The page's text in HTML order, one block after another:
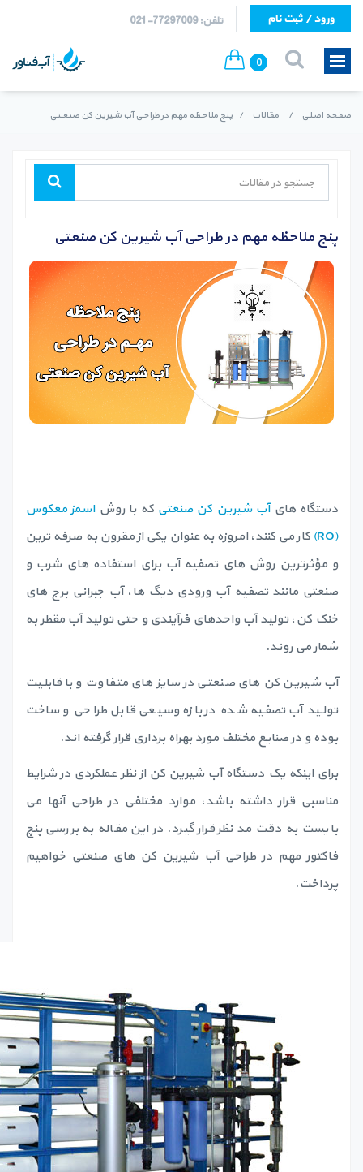
تلفن: 77297009-021 ورود / ثبت نام
0
صفحه اصلی / مقالات / پنج ملاحظه مهم در طراحی آب شیرین کن صنعتی
پنج ملاحظه مهم در طراحی آب شیرین کن صنعتی
دستگاه هایآب شیرین کن صنعتی که با روشاسمز معکوس
(RO)
کار می کنند، امروزه به عنوان یکی از مقرون به صرفه ترین
و مؤثرترین روش های تصفیه آب برای استفاده های شرب و
صنعتی مانند تصفیه آب ورودی دیگ ها، آب جبرانی برج های
خنک کن، تولید آب واحدهای فرآیندی و حتی تولید آب مقطر به
شمار می روند.
آب شیرین کن های صنعتی در سایز های متفاوت و با قابلیت
تولید آب تصفیه شده در بازه وسیعی قابل طراحی و ساخت
بوده و در صنایع مختلف مورد بهراه برداری قرار گرفته اند.
برای اینکه یک دستگاه آب شیرین کن از نظر عملکردی در شرایط
مناسبی قرار داشته باشد، موارد مختلفی در طراحی آنها می
بایست به دقت مد نظر قرار گیرد. در این مقاله به بررسی پنچ
فاکتور مهم در طراحی آب شیرین کن های صنعتی خواهیم
پرداخت.